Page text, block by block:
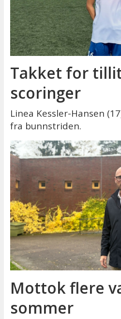
Takket for
scoringer
Linea Kessler-Hansen
fra bunnstriden.
Mottok flere
sommer